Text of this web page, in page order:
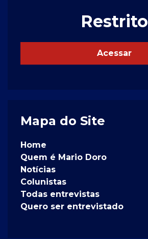
Restrito
Acessar
Mapa do Site
Home
Quem é Mario Doro
Notícias
Colunistas
Todas entrevistas
Quero ser entrevistado